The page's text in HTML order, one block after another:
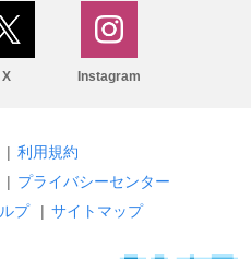
X Instagram
| 利用規約
| プライバシーセンター
プ | サイトマップ